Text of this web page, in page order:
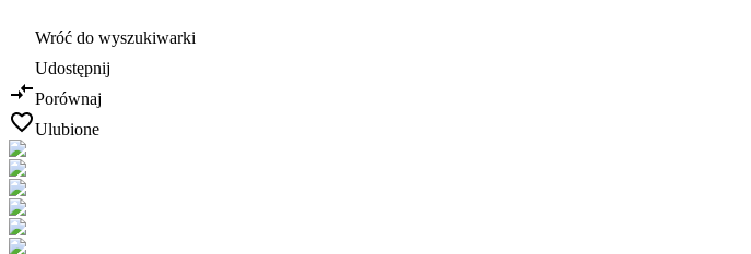
Wróć do wyszukiwarki
Udostępnij
Porównaj
Ulubione